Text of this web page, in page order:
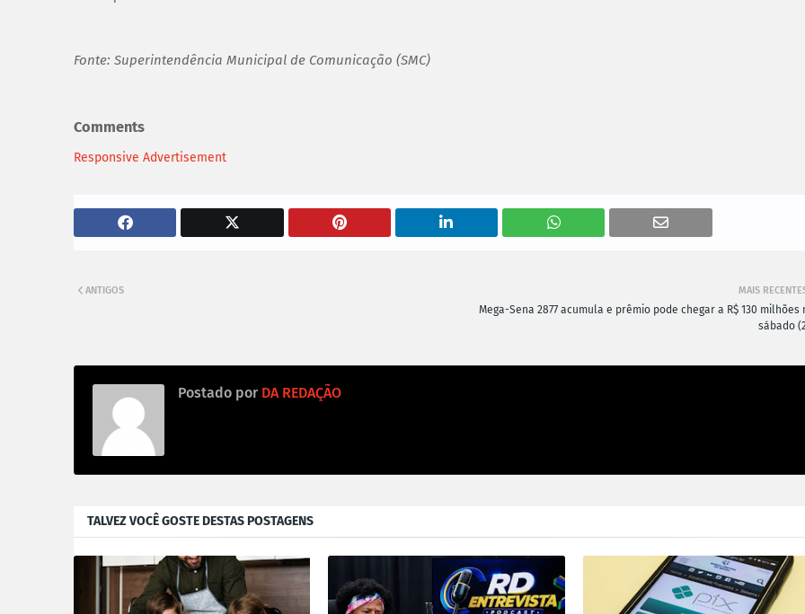
Fonte: Superintendência Municipal de Comunicação (SMC)
Comments
Responsive Advertisement
MAIS
Mega-Sena 2877 acumula e prêmio pode chegar a R$ 130 milhões
sábado
ANTIGOS
Postado por DA REDAÇÃO
TALVEZ VOCÊ GOSTE DESTAS POSTAGENS